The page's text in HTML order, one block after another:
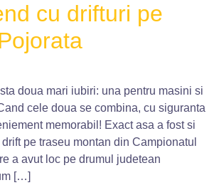
cu drifturi pe
doua mari iubiri: una pentru masini si
cele doua se combina, cu siguranta
memorabil! Exact asa a fost si
pe traseu montan din Campionatul
a avut loc pe drumul judetean
[…]